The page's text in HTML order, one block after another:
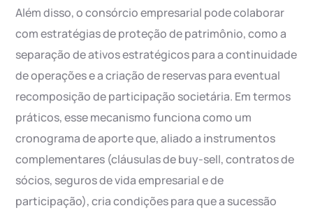
Além disso, o consórcio empresarial pode colaborar
com estratégias de proteção de patrimônio, como a
separação de ativos estratégicos para a continuidade
de operações e a criação de reservas para eventual
recomposição de participação societária. Em termos
práticos, esse mecanismo funciona como um
cronograma de aporte que, aliado a instrumentos
complementares (cláusulas de buy-sell, contratos de
sócios, seguros de vida empresarial e de
participação), cria condições para que a sucessão